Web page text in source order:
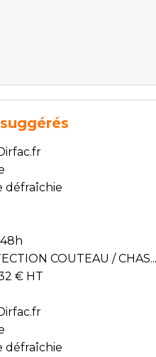
défraîchie
COUTEAU / CHAS...
€ HT
défraîchie